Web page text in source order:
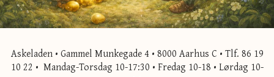
Askeladen • Gammel Munkegade 4 • 8000 Aarhus C • Tlf. 86 19
10 22 • Mandag-Torsdag 10-17:30 • Fredag 10-18 • Lørdag 10-